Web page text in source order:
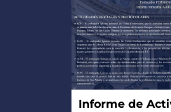
Informe de